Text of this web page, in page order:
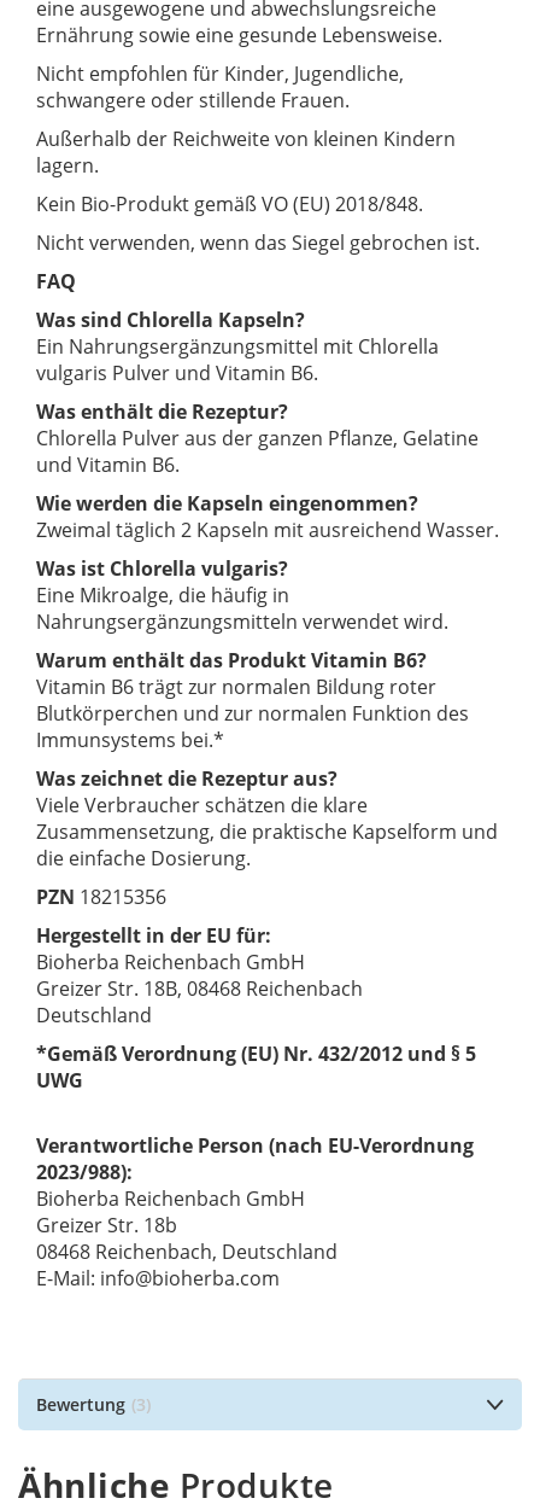
eine ausgewogene und abwechslungsreiche
Ernährung sowie eine gesunde Lebensweise.
Nicht empfohlen für Kinder, Jugendliche,
schwangere oder stillende Frauen.
Außerhalb der Reichweite von kleinen Kindern
lagern.
Kein Bio-Produkt gemäß VO (EU) 2018/848.
Nicht verwenden, wenn das Siegel gebrochen ist.
FAQ
Was sind Chlorella Kapseln?
Ein Nahrungsergänzungsmittel mit Chlorella
vulgaris Pulver und Vitamin B6.
Was enthält die Rezeptur?
Chlorella Pulver aus der ganzen Pflanze, Gelatine
und Vitamin B6.
Wie werden die Kapseln eingenommen?
Zweimal täglich 2 Kapseln mit ausreichend Wasser.
Was ist Chlorella vulgaris?
Eine Mikroalge, die häufig in
Nahrungsergänzungsmitteln verwendet wird.
Warum enthält das Produkt Vitamin B6?
Vitamin B6 trägt zur normalen Bildung roter
Blutkörperchen und zur normalen Funktion des
Immunsystems bei.*
Was zeichnet die Rezeptur aus?
Viele Verbraucher schätzen die klare
Zusammensetzung, die praktische Kapselform und
die einfache Dosierung.
PZN 18215356
Hergestellt in der EU für:
Bioherba Reichenbach GmbH
Greizer Str. 18B, 08468 Reichenbach
Deutschland
*Gemäß Verordnung (EU) Nr. 432/2012 und § 5
UWG
Verantwortliche Person (nach EU-Verordnung
2023/988):
Bioherba Reichenbach GmbH
Greizer Str. 18b
08468 Reichenbach, Deutschland
E-Mail: info@bioherba.com
Bewertung 3
Ähnliche Produkte